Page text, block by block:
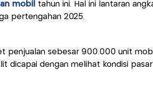
mobil
tahun ini. Hal ini lantaran
pertengahan 2025.
penjualan sebesar 900.000 unit
dicapai dengan melihat kondisi pasar